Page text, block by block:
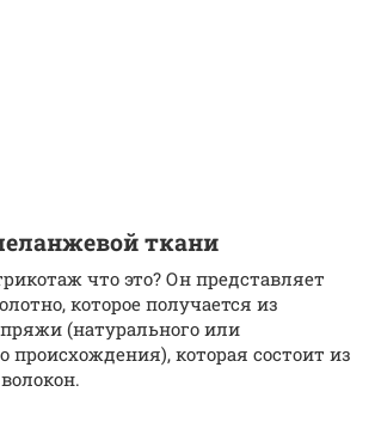
ткани
что это? Он представляет
которое получается из
(натурального или
происхождения), которая состоит из